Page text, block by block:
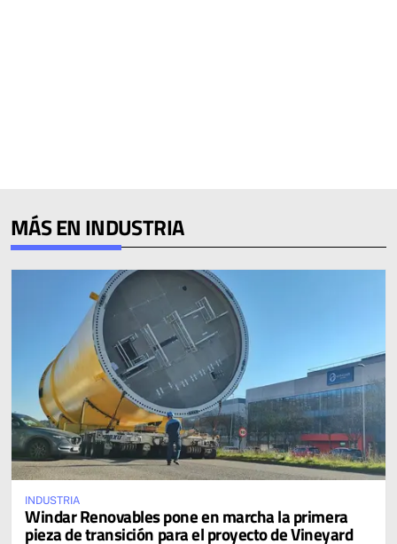
MÁS EN INDUSTRIA
INDUSTRIA
Windar Renovables pone en marcha la primera
pieza de transición para el proyecto de Vineyard